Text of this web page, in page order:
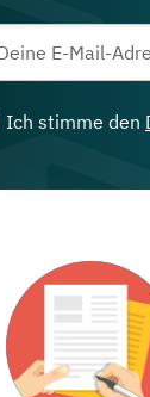
Ich stimme den